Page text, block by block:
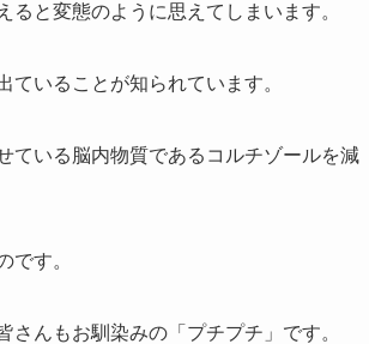
と変態のように思えてしまいます。
いることが知られています。
ている脳内物質であるコルチゾールを減
です。
んもお馴染みの「プチプチ」です。